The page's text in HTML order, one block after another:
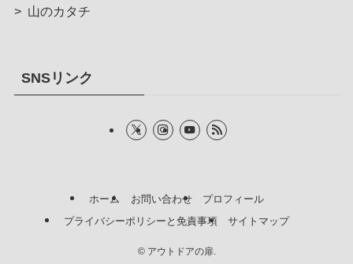
> 山のカタチ
SNSリンク
ホーム お問い合わせ
プロフィール
プライバシーポリシーと免責事項
サイトマップ
©アウトドアの扉.